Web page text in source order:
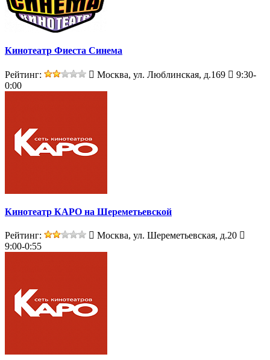
Кинотеатр Фиеста Синема
Рейтинг: Москва, ул. Люблинская, д.169
9:30-
0:00
Кинотеатр КАРО на Шереметьевской
Рейтинг:
Москва, ул. Шереметьевская, д.20
9:00-0:55